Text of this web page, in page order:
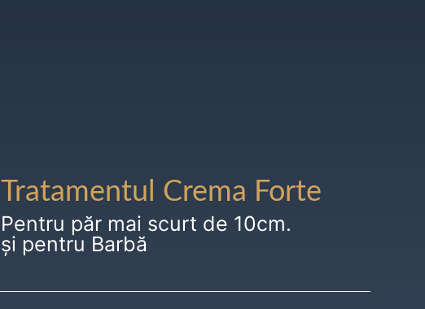
Tratamentul Crema Forte
Pentru păr mai scurt de 10cm.
și pentru Barbă